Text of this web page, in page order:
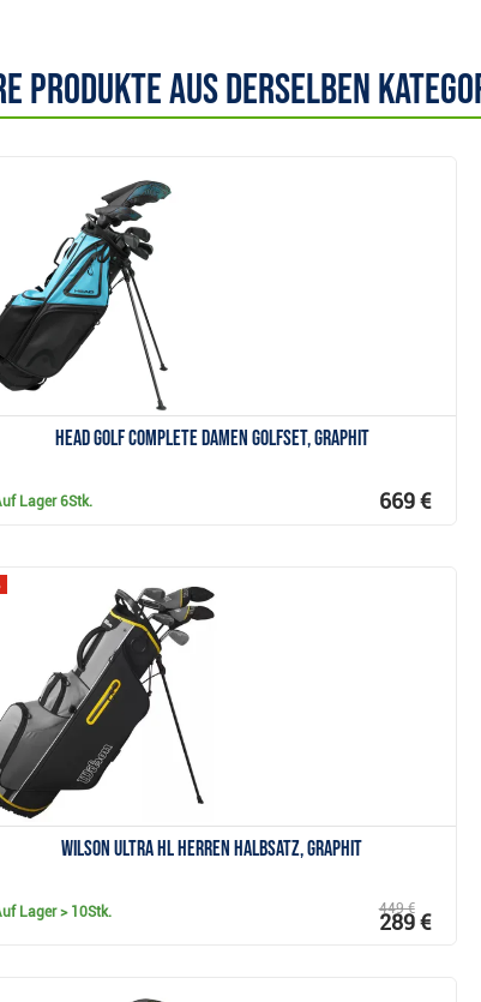
Produkte aus derselben
Head Golf Complete Damen Golfset, Graphit
Lager6Stk. 669 €
Wilson Ultra HL Herren Halbsatz, Graphit
Lager> 10Stk. 449 €
289 €
Anzeigen